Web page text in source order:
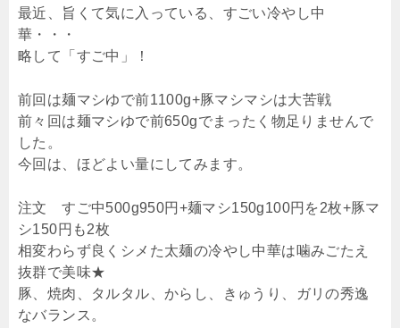
最近、旨くて気に入っている、すごい冷やし中
華・・・
略して「すご中」！
前回は麺マシゆで前1100g+豚マシマシは大苦戦
前々回は麺マシゆで前650gでまったく物足りませんで
した。
今回は、ほどよい量にしてみます。
注文 すご中500g950円+麺マシ150g100円を2枚+豚マ
シ150円も2枚
相変わらず良くシメた太麺の冷やし中華は噛みごたえ
抜群で美味★
豚、焼肉、タルタル、からし、きゅうり、ガリの秀逸
なバランス。